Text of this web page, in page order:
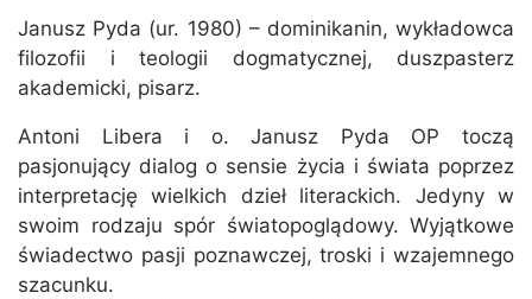
Janusz Pyda (ur. 1980) – dominikanin, wykładowca
filozofii i teologii dogmatycznej, duszpasterz
akademicki, pisarz.
Antoni Libera i o. Janusz Pyda OP toczą
pasjonujący dialog o sensie życia i świata poprzez
interpretację wielkich dzieł literackich. Jedyny w
swoim rodzaju spór światopoglądowy. Wyjątkowe
świadectwo pasji poznawczej, troski i wzajemnego
szacunku.